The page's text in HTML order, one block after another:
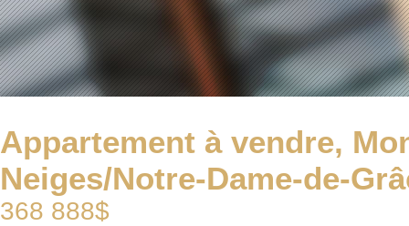
Appartement à vendre,
Neiges/Notre-Dame-de-
368 888$